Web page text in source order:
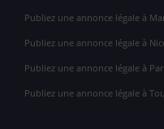
Publiez une annonce légale à
Publiez une annonce légale à
Publiez une annonce légale à
Publiez une annonce légale à